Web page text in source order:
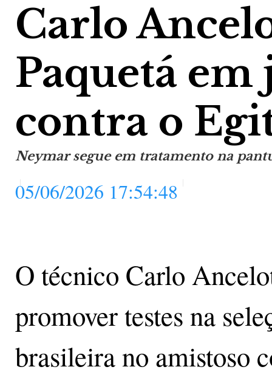
Carlo
Paquetá em
contra o
Neymar segue em tratamento na
05/06/2026 17:54:48
O técnico Carlo
promover testes na
brasileira no amistoso